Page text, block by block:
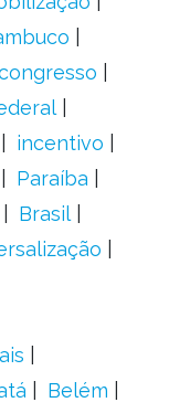
incentivo
Paraíba
Brasil
Belém